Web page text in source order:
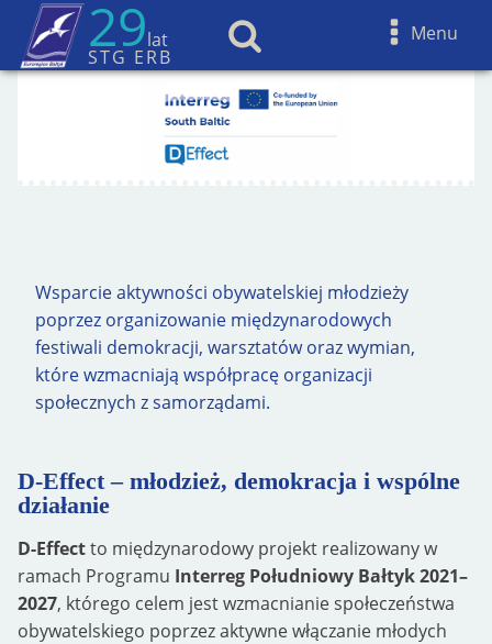
29lat
STG ERB
Menu
Wsparcie aktywności obywatelskiej młodzieży
poprzez organizowanie międzynarodowych
festiwali demokracji, warsztatów oraz wymian,
które wzmacniają współpracę organizacji
społecznych z samorządami.
D-Effect – młodzież, demokracja i wspólne
działanie
D-Effectto międzynarodowy projekt realizowany w
ramach Programu Interreg Południowy Bałtyk 2021–
2027, którego celem jest wzmacnianie społeczeństwa
obywatelskiego poprzez aktywne włączanie młodych